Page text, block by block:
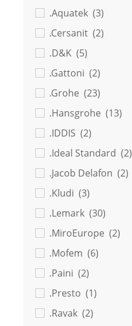
.Aquatek (3)
.Cersanit (2)
.D&K (5)
.Gattoni (2)
.Grohe (23)
.Hansgrohe (13)
.IDDIS (2)
.Ideal Standard (2)
.Jacob Delafon (2)
.Kludi (3)
.Lemark (30)
.MiroEurope (2)
.Mofem (6)
.Paini (2)
.Presto (1)
.Ravak (2)